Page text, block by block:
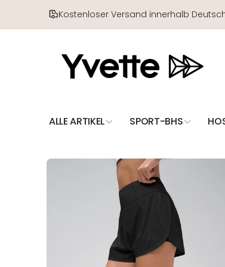
Kostenloser Versand innerhalb
ALLE ARTIKEL SPORT-BHS
Produktinformationen